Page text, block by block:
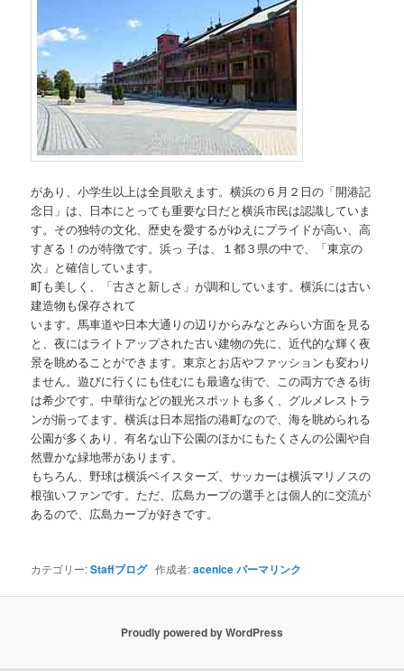
があり、小学生以上は全員歌えます。横浜の６月２日の「開港記
念日」は、日本にとっても重要な日だと横浜市民は認識していま
す。その独特の文化、歴史を愛するがゆえにプライドが高い、高
すぎる！のが特徴です。浜っ 子は、１都３県の中で、「東京の
次」と確信しています。
町も美しく、「古さと新しさ」が調和しています。横浜には古い
建造物も保存されて
います。馬車道や日本大通りの辺りからみなとみらい方面を見る
と、夜にはライトアップされた古い建物の先に、近代的な輝く夜
景を眺めることができます。東京とお店やファッションも変わり
ません。遊びに行くにも住むにも最適な街で、この両方できる街
は希少です。中華街などの観光スポットも多く、グルメレストラ
ンが揃ってます。横浜は日本屈指の港町なので、海を眺められる
公園が多くあり、有名な山下公園のほかにもたくさんの公園や自
然豊かな緑地帯があります。
もちろん、野球は横浜ベイスターズ、サッカーは横浜マリノスの
根強いファンです。ただ、広島カープの選手とは個人的に交流が
あるので、広島カープが好きです。
カテゴリー:Staffブログ作成者:aceniceパーマリンク
Proudly powered by WordPress